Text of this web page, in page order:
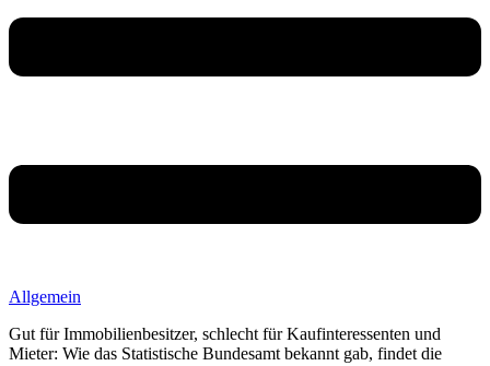
Allgemein
Gut für Immobilienbesitzer, schlecht für Kaufinteressenten und
Mieter: Wie das Statistische Bundesamt bekannt gab, findet die